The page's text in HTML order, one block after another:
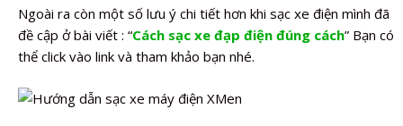
Ngoài ra còn một số lưu ý chi tiết hơn khi sạc xe điện mình đã
đề cập ở bài viết : “Cách sạc xe đạp điện đúng cách” Bạn có
thể click vào link và tham khảo bạn nhé.